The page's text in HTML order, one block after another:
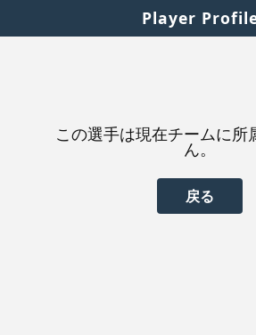
Player
この選手は現在チームに所
ん。
戻る